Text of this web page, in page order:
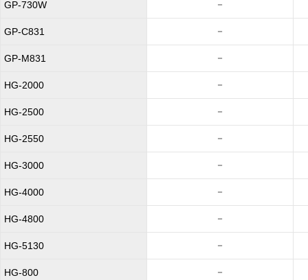
GP-730W －
GP-C831 －
GP-M831 －
HG-2000 －
HG-2500 －
HG-2550 －
HG-3000 －
HG-4000 －
HG-4800 －
HG-5130 －
HG-800 －